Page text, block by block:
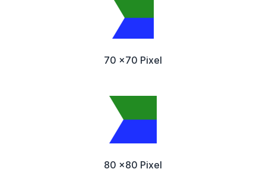
70 x70 Pixel
80 x80 Pixel